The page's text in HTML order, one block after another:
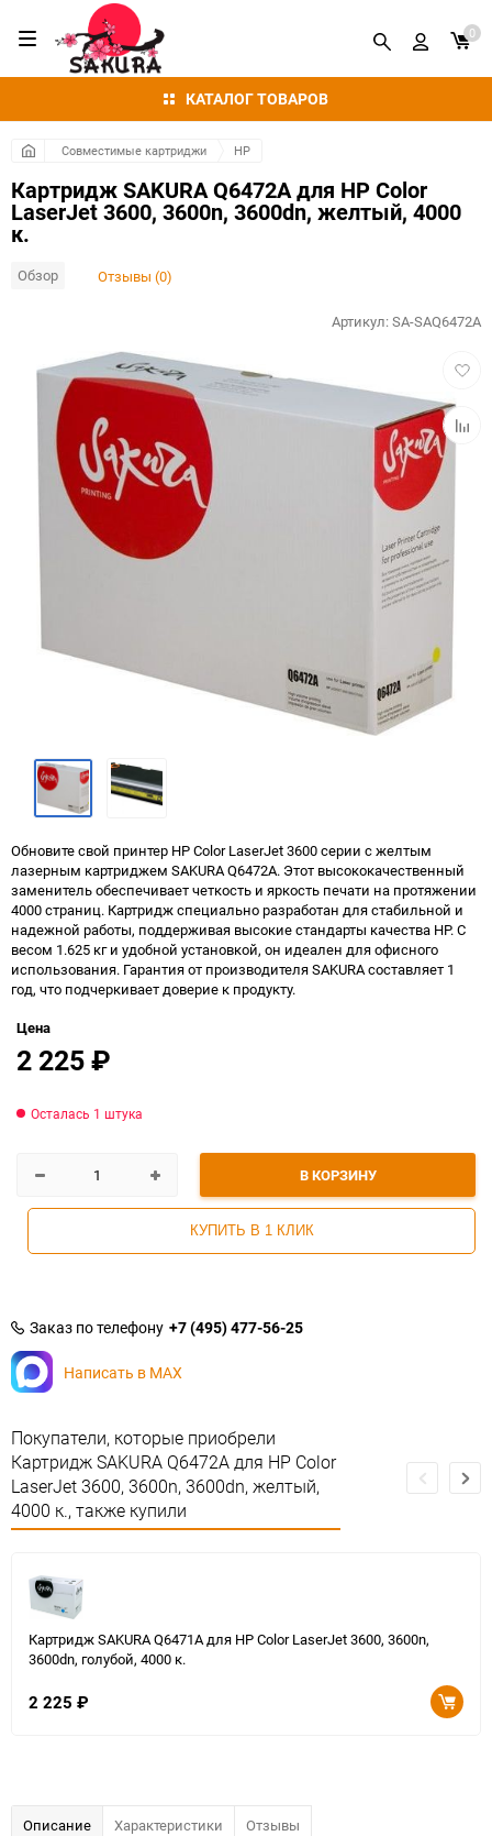
КАТАЛОГ ТОВАРОВ
0
Совместимые картриджи HP
Картридж SAKURA Q6472A для HP Color
LaserJet 3600, 3600n, 3600dn, желтый, 4000
к.
Обзор Отзывы (0)
к
Артикул:SA-SAQ6472A
Обновите свой принтер HP Color LaserJet 3600 серии с желтым
лазерным картриджем SAKURA Q6472A. Этот высококачественный
заменитель обеспечивает четкость и яркость печати на протяжении
4000 страниц. Картридж специально разработан для стабильной и
надежной работы, поддерживая высокие стандарты качества HP. С
весом 1.625 кг и удобной установкой, он идеален для офисного
использования. Гарантия от производителя SAKURA составляет 1
год, что подчеркивает доверие к продукту.
Цена
2 225₽
В КОРЗИНУ
КУПИТЬ В 1 КЛИК
Осталась 1 штука
Заказ по телефону +7 (495) 477-56-25
Написать в MAX
Покупатели, которые приобрели
Картридж SAKURA Q6472A для HP Color
LaserJet 3600, 3600n, 3600dn, желтый,
4000 к., также купили
Картридж SAKURA Q6471A для HP Color LaserJet 3600, 3600n,
3600dn, голубой, 4000 к.
2 225 ₽
Описание Характеристики Отзывы